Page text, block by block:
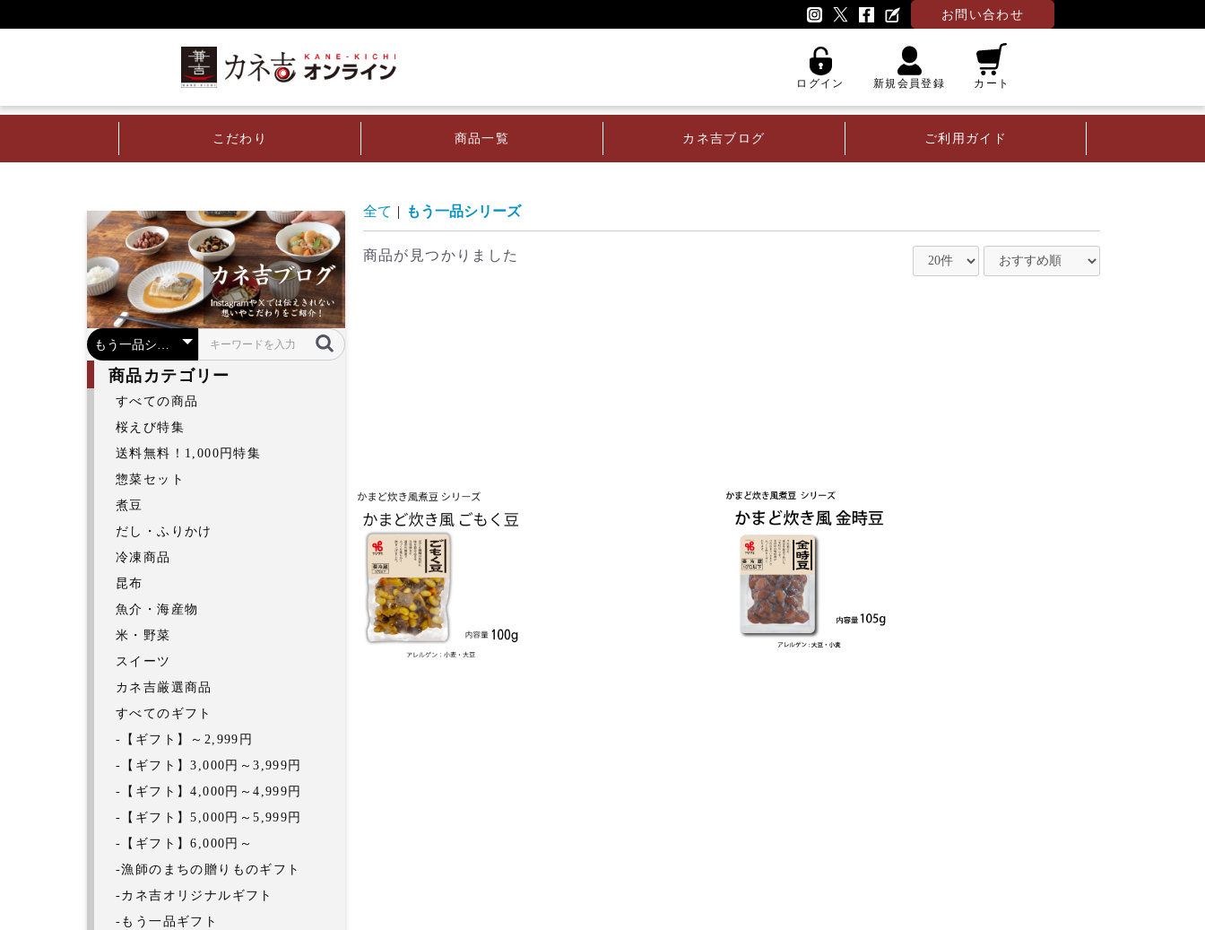
お問い合わせ
ログイン 新規会員登録 カート
こだわり 商品一覧 カネ吉ブログ ご利用ガイド
サイドバー
商品カテゴリー
すべての商品
桜えび特集
送料無料！1,000円特集
惣菜セット
煮豆
だし・ふりかけ
冷凍商品
昆布
魚介・海産物
米・野菜
スイーツ
カネ吉厳選商品
すべてのギフト
-【ギフト】～2,999円
-【ギフト】3,000円～3,999円
-【ギフト】4,000円～4,999円
-【ギフト】5,000円～5,999円
-【ギフト】6,000円～
-漁師のまちの贈りものギフト
-カネ吉オリジナルギフト
-もう一品ギフト
全て | もう一品シリーズ
商品が見つかりました